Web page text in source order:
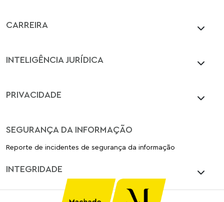
CARREIRA
INTELIGÊNCIA JURÍDICA
PRIVACIDADE
SEGURANÇA DA INFORMAÇÃO
Reporte de incidentes de segurança da informação
INTEGRIDADE